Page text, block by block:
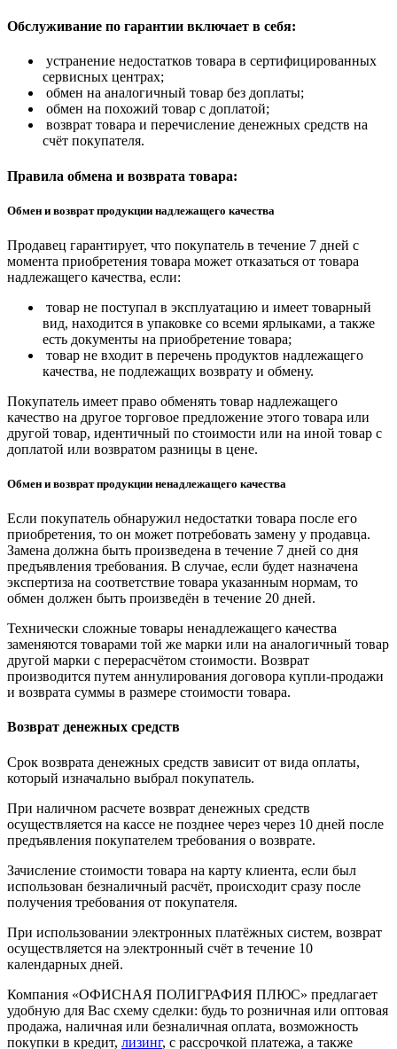
Обслуживание по гарантии включает в себя:
устранение недостатков товара в сертифицированных
сервисных центрах;
обмен на аналогичный товар без доплаты;
обмен на похожий товар с доплатой;
возврат товара и перечисление денежных средств на
счёт покупателя.
Правила обмена и возврата товара:
Обмен и возврат продукции надлежащего качества
Продавец гарантирует, что покупатель в течение 7 дней с
момента приобретения товара может отказаться от товара
надлежащего качества, если:
товар не поступал в эксплуатацию и имеет товарный
вид, находится в упаковке со всеми ярлыками, а также
есть документы на приобретение товара;
товар не входит в перечень продуктов надлежащего
качества, не подлежащих возврату и обмену.
Покупатель имеет право обменять товар надлежащего
качество на другое торговое предложение этого товара или
другой товар, идентичный по стоимости или на иной товар с
доплатой или возвратом разницы в цене.
Обмен и возврат продукции ненадлежащего качества
Если покупатель обнаружил недостатки товара после его
приобретения, то он может потребовать замену у продавца.
Замена должна быть произведена в течение 7 дней со дня
предъявления требования. В случае, если будет назначена
экспертиза на соответствие товара указанным нормам, то
обмен должен быть произведён в течение 20 дней.
Технически сложные товары ненадлежащего качества
заменяются товарами той же марки или на аналогичный товар
другой марки с перерасчётом стоимости. Возврат
производится путем аннулирования договора купли-продажи
и возврата суммы в размере стоимости товара.
Возврат денежных средств
Срок возврата денежных средств зависит от вида оплаты,
который изначально выбрал покупатель.
При наличном расчете возврат денежных средств
осуществляется на кассе не позднее через через 10 дней после
предъявления покупателем требования о возврате.
Зачисление стоимости товара на карту клиента, если был
использован безналичный расчёт, происходит сразу после
получения требования от покупателя.
При использовании электронных платёжных систем, возврат
осуществляется на электронный счёт в течение 10
календарных дней.
Компания «ОФИСНАЯ ПОЛИГРАФИЯ ПЛЮС» предлагает
удобную для Вас схему сделки: будь то розничная или оптовая
продажа, наличная или безналичная оплата, возможность
покупки в кредит, лизинг, с рассрочкой платежа, а также